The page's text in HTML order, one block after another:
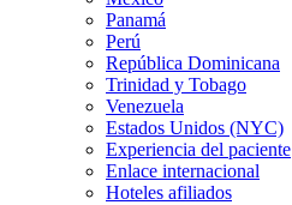
Panamá
Perú
República Dominicana
Trinidad y Tobago
Venezuela
Estados Unidos (NYC)
Experiencia del paciente
Enlace internacional
Hoteles afiliados